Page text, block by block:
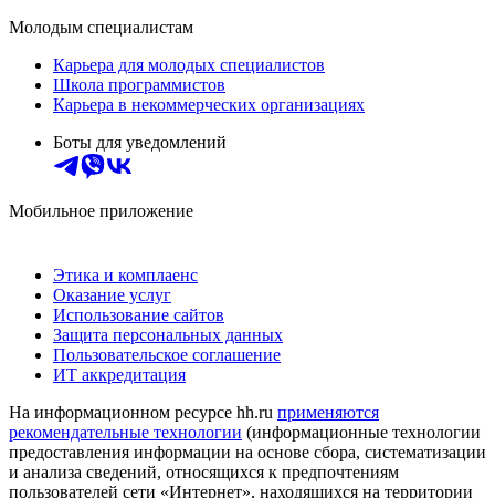
Молодым специалистам
Карьера для молодых специалистов
Школа программистов
Карьера в некоммерческих организациях
Боты для уведомлений
Мобильное приложение
Этика и комплаенс
Оказание услуг
Использование сайтов
Защита персональных данных
Пользовательское соглашение
ИТ аккредитация
На информационном ресурсе hh.ru применяются
рекомендательные технологии (информационные технологии
предоставления информации на основе сбора, систематизации
и анализа сведений, относящихся к предпочтениям
пользователей сети «Интернет», находящихся на территории